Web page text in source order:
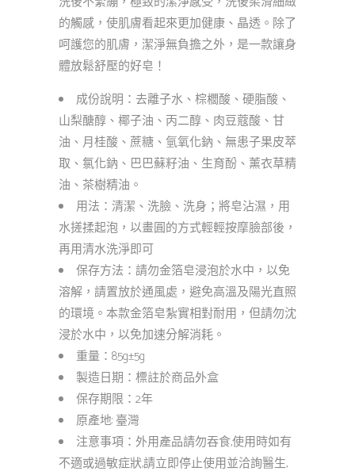
的觸感，使肌膚看起來更加健康、晶透。除了
呵護您的肌膚，潔淨無負擔之外，是一款讓身
體放鬆舒壓的好皂！
成份說明：去離子水、棕櫚酸、硬脂酸、
山梨醣醇、椰子油、丙二醇、肉豆蔻酸、甘
油、月桂酸、蔗糖、氫氧化鈉、無患子果皮萃
取、氯化鈉、巴巴蘇籽油、生育酚、薰衣草精
油、茶樹精油。
用法：清潔、洗臉、洗身；將皂沾濕，用
水搓揉起泡，以畫圓的方式輕輕按摩臉部後，
再用清水洗淨即可
保存方法：請勿金箔皂浸泡於水中，以免
溶解，請置放於通風處，避免高溫及陽光直照
的環境。本款金箔皂紮實相對耐用，但請勿沈
浸於水中，以免加速分解消耗。
重量：85g±5g
製造日期：標註於商品外盒
保存期限：2年
原產地: 臺灣
注意事項：外用產品請勿吞食,使用時如有
不適或過敏症狀,請立即停止使用並洽詢醫生,